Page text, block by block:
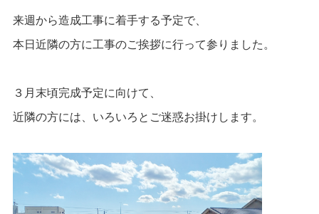
来週から造成工事に着手する予定で、
本日近隣の方に工事のご挨拶に行って参りました。
３月末頃完成予定に向けて、
近隣の方には、いろいろとご迷惑お掛けします。